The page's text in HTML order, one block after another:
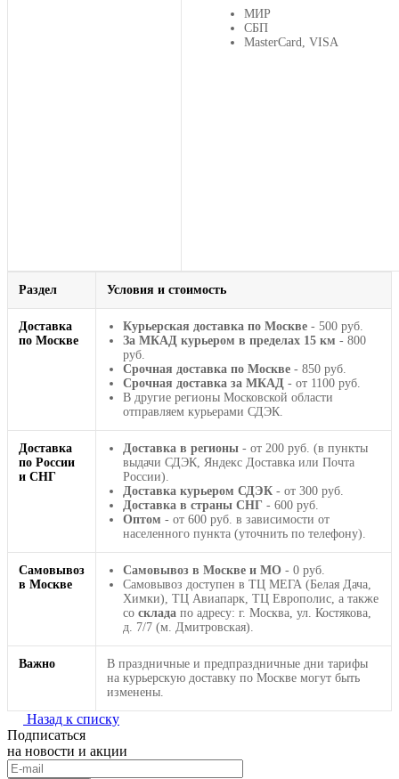
МИР
СБП
MasterCard, VISA
Раздел Условия и стоимость
Доставка
по Москве
Курьерская доставка по Москве - 500 руб.
За МКАД курьером в пределах 15 км - 800
руб.
Срочная доставка по Москве - 850 руб.
Срочная доставка за МКАД - от 1100 руб.
В другие регионы Московской области
отправляем курьерами СДЭК.
Доставка
по России
и СНГ
Доставка в регионы - от 200 руб. (в пункты
выдачи СДЭК, Яндекс Доставка или Почта
России).
Доставка курьером СДЭК - от 300 руб.
Доставка в страны СНГ - 600 руб.
Оптом - от 600 руб. в зависимости от
населенного пункта (уточнить по телефону).
Самовывоз
в Москве
Самовывоз в Москве и МО - 0 руб.
Самовывоз доступен в ТЦ МЕГА (Белая Дача,
Химки), ТЦ Авиапарк, ТЦ Европолис, а также
со склада по адресу: г. Москва, ул. Костякова,
д. 7/7 (м. Дмитровская).
Важно
В праздничные и предпраздничные дни тарифы
на курьерскую доставку по Москве могут быть
изменены.
Назад к списку
Подписаться
на новости и акции